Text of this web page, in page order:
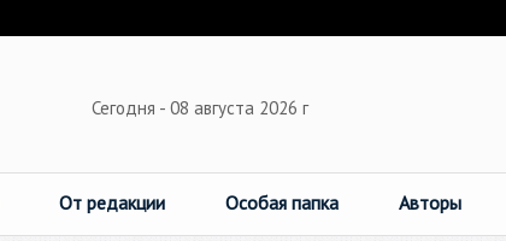
Сегодня - 08 августа 2026 г
От редакции Особая папка Авторы